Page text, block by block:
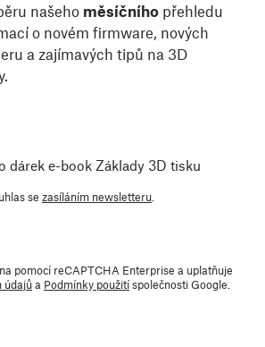
našeho měsíčního přehledu
o novém firmware, nových
a zajímavých tipů na 3D
dárek e-book Základy 3D tisku
se zasíláním newsletteru
pomocí reCAPTCHA Enterprise a uplatňuje
údajůa Podmínky použitíspolečnosti Google.